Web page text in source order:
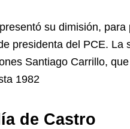
su dimisión, para
presidenta del PCE. La
Santiago Carrillo,
1982
de Castro